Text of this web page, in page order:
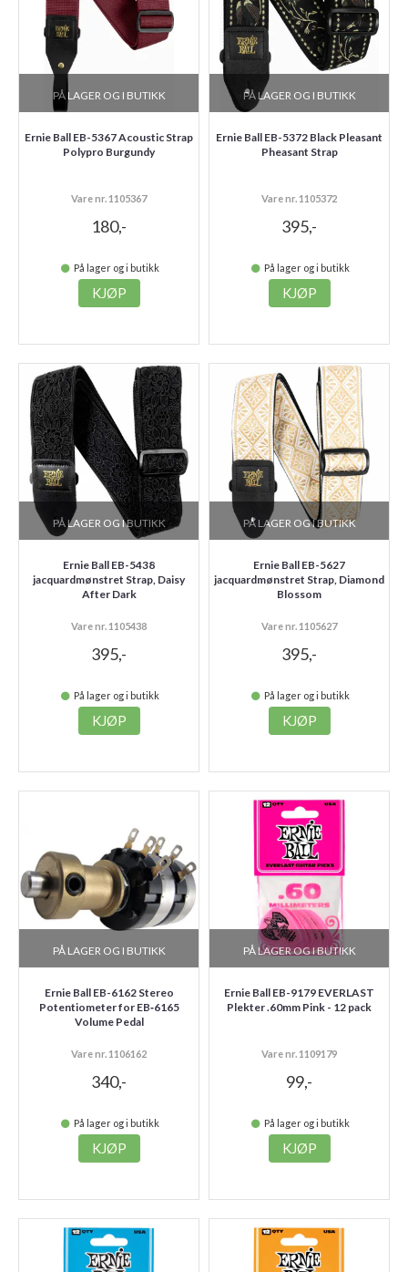
PÅ LAGER OG I BUTIKK
Ernie Ball EB-5367 Acoustic Strap
Polypro Burgundy
Vare nr. 1105367
180,-
På lager og i butikk
KJØP
PÅ LAGER OG I BUTIKK
Ernie Ball EB-5372 Black Pleasant
Pheasant Strap
Vare nr. 1105372
395,-
På lager og i butikk
KJØP
PÅ LAGER OG I BUTIKK
Ernie Ball EB-5438
jacquardmønstret Strap, Daisy
After Dark
Vare nr. 1105438
395,-
På lager og i butikk
KJØP
PÅ LAGER OG I BUTIKK
Ernie Ball EB-5627
jacquardmønstret Strap, Diamond
Blossom
Vare nr. 1105627
395,-
På lager og i butikk
KJØP
PÅ LAGER OG I BUTIKK
Ernie Ball EB-6162 Stereo
Potentiometer for EB‑6165
Volume Pedal
Vare nr. 1106162
340,-
På lager og i butikk
KJØP
PÅ LAGER OG I BUTIKK
Ernie Ball EB-9179 EVERLAST
Plekter .60mm Pink - 12 pack
Vare nr. 1109179
99,-
På lager og i butikk
KJØP